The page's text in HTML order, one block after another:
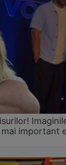
mai important